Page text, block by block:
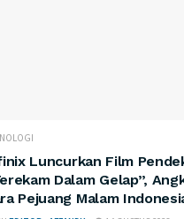
Luncurkan Film
Dalam Gelap”,
Pejuang Malam